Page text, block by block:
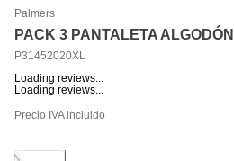
Palmers
PACK 3 PANTALETA
P31452020XL
Loading reviews...
Loading reviews...
Precio IVA incluido